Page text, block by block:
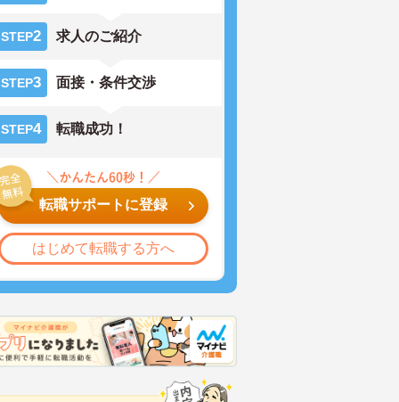
STEP2 求人のご紹介
STEP3 面接・条件交渉
STEP4 転職成功！
転職サポートに登録
はじめて転職する方へ